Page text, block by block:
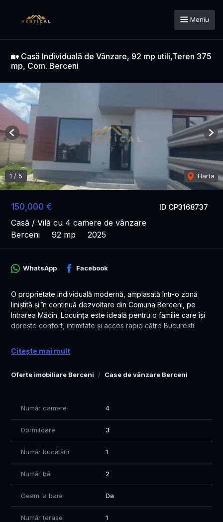
Meniu
🏡 Casă Individuală de Vânzare, 92 mp utili,Teren 375
mp, Com. Berceni
ID CP3168737
150,000 €
Casă / Vilă cu 4 camere de vânzare
Berceni
92 mp 2025
1 / 5 Harta
Previous
Oferte imobiliare Berceni Case de vânzare Berceni
WhatsApp Facebook
O proprietate individuală modernă, amplasată într-o zonă
liniștită și în continuă dezvoltare din Comuna Berceni, pe
Intrarea Măcin. Locuința este ideală pentru o familie care își
dorește confort, intimitate și acces rapid către București.
✔ Suprafață teren: 375 mp
✔ Compartimentare eficientă și luminoasă
✔ Toate utilitățile disponibile în zonă
Această proprietate reprezintă o oportunitate excelentă atât
pentru locuire permanentă, cât și pentru investiție, într-una
dintre cele mai căutate zone rezidențiale din sudul Capitalei.
Florin: 0760 547 580
Citește mai mult
Număr camere 4
Dormitoare 3
Număr bucătării 1
Număr băi 2
Geam la baie Da
Număr terase 1